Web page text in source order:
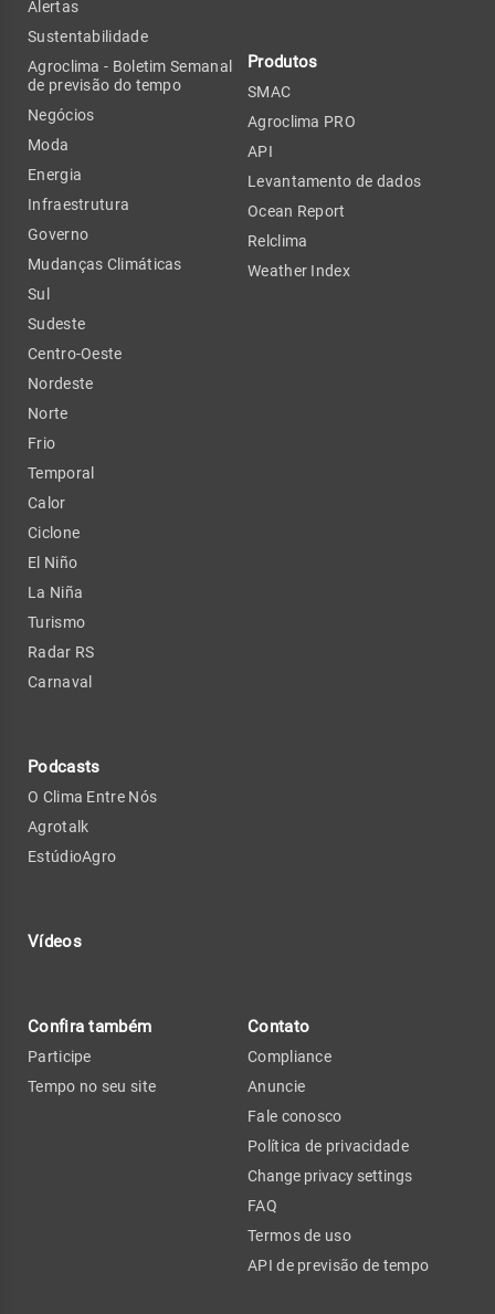
Alertas
Sustentabilidade
Agroclima - Boletim Semanal
de previsão do tempo
Negócios
Moda
Energia
Infraestrutura
Governo
Mudanças Climáticas
Sul
Sudeste
Centro-Oeste
Nordeste
Norte
Frio
Temporal
Calor
Ciclone
El Niño
La Niña
Turismo
Radar RS
Carnaval
Podcasts
O Clima Entre Nós
Agrotalk
EstúdioAgro
Vídeos
Produtos
SMAC
Agroclima PRO
API
Levantamento de dados
Ocean Report
Relclima
Weather Index
Confira também
Participe
Tempo no seu site
Contato
Compliance
Anuncie
Fale conosco
Política de privacidade
Change privacy settings
FAQ
Termos de uso
API de previsão de tempo